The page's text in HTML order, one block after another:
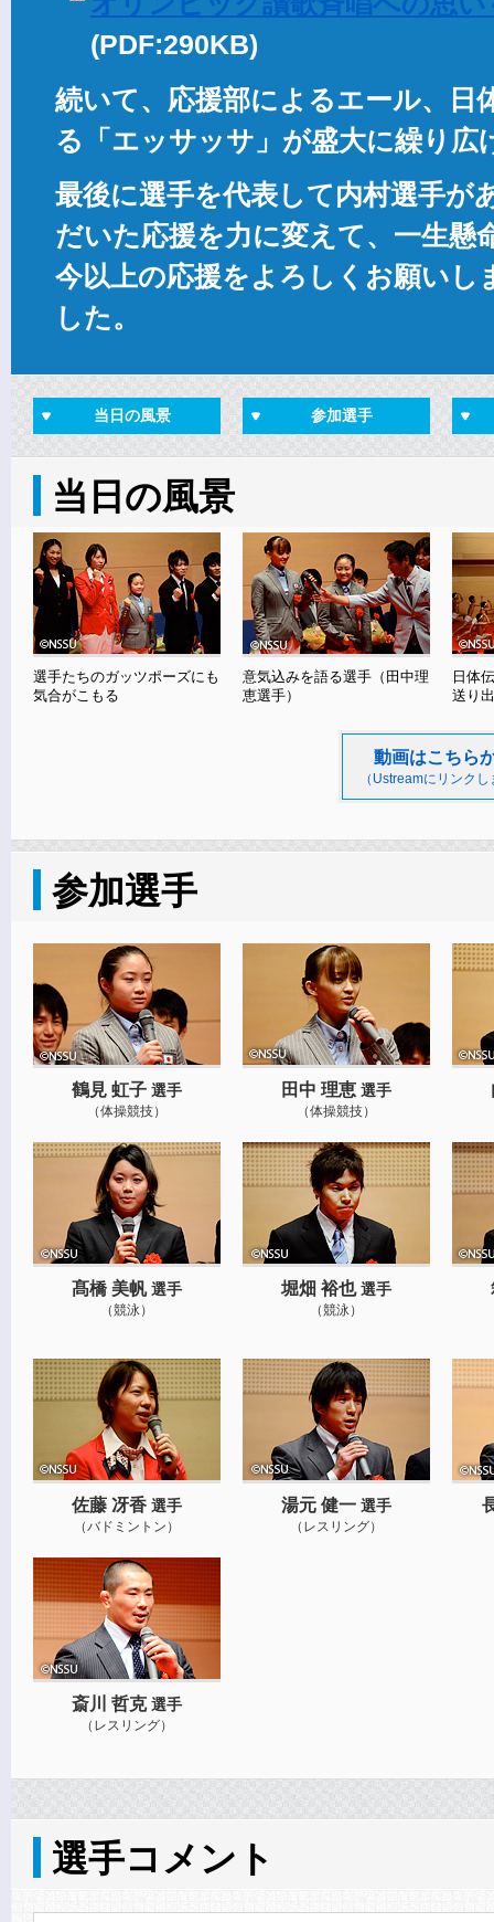
(PDF:290KB)
続いて、応援部によるエール、日
る「エッサッサ」が盛大に繰り広
最後に選手を代表して内村選手が
だいた応援を力に変えて、一生懸
今以上の応援をよろしくお願いし
した。
当日の風景 参加選手
当日の風景
選手たちのガッツポーズにも
気合がこもる
意気込みを語る選手（田中理
恵選手）
日体
送り
動画はこちら
（Ustreamにリンク
参加選手
鶴見 虹子 選手
（体操競技）
田中 理恵 選手
（体操競技）
髙橋 美帆選手
（競泳）
堀畑 裕也選手
（競泳）
佐藤 冴香 選手
（バドミントン）
湯元 健一 選手
（レスリング）
斎川 哲克選手
（レスリング）
選手コメント